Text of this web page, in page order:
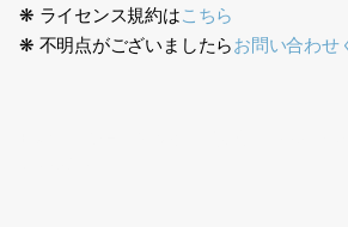
❋ ライセンス規約はこちら
❋ 不明点がございましたらお問い合わせ